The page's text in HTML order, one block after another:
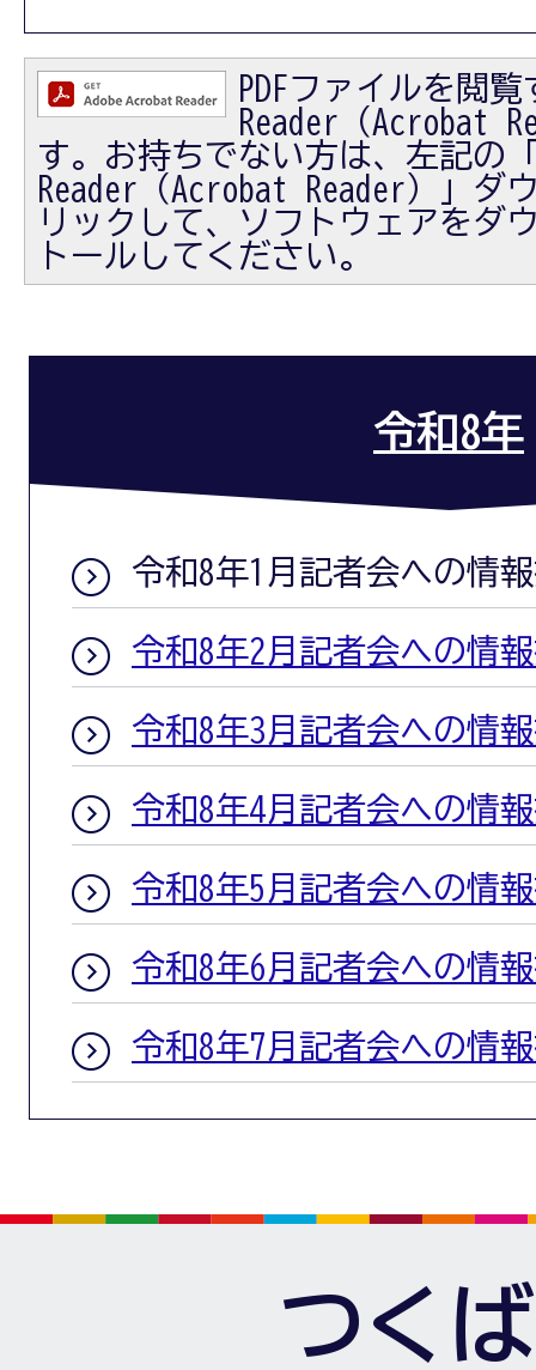
PDFファイルを閲
Reader（Acrobat
す。お持ちでない方は、左記の
Reader（Acrobat Reader）」ダ
リックして、ソフトウェアをダ
トールしてください。
令和8年
令和8年1月記者会への情
令和8年2月記者会への情
令和8年3月記者会への情
令和8年4月記者会への情
令和8年5月記者会への情
令和8年6月記者会への情
令和8年7月記者会への情
つく